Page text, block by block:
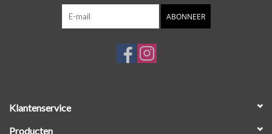
ABONNEER
Klantenservice
Producten